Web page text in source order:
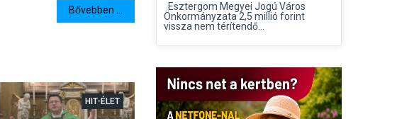
Bővebben ...
HIT-ÉLET
Esztergom Megyei Jogú Város
Önkormányzata 2,5 millió forint
vissza nem térítendő...